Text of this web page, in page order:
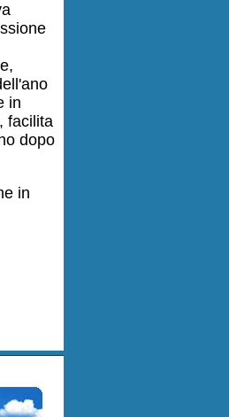
in
facilita
dopo
in